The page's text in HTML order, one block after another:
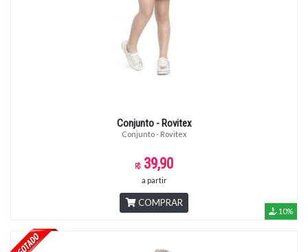
Conjunto - Rovitex
Conjunto - Rovitex
39,90
a partir
COMPRAR
10%